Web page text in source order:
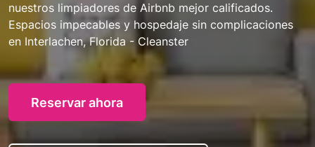
nuestros limpiadores de Airbnb mejor calificados.
Espacios impecables y hospedaje sin complicaciones
en Interlachen, Florida - Cleanster
Reservar ahora